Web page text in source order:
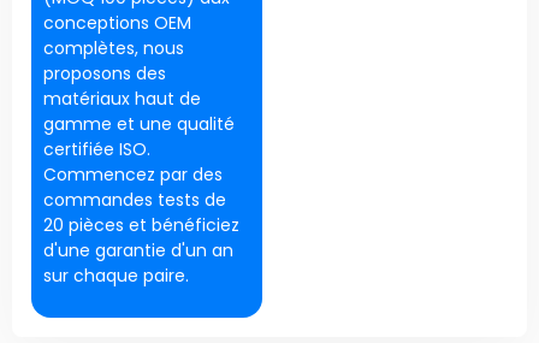
conceptions OEM
complètes, nous
proposons des
matériaux haut de
gamme et une qualité
certifiée ISO.
Commencez par des
commandes tests de
20 pièces et bénéficiez
d'une garantie d'un an
sur chaque paire.